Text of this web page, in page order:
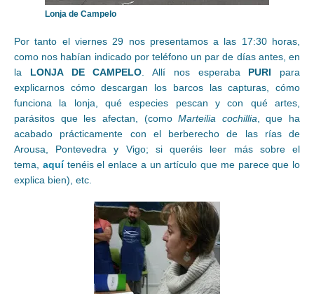
Lonja de Campelo
Por tanto el viernes 29 nos presentamos a las 17:30 horas,
como nos habían indicado por teléfono un par de días antes, en
la LONJA DE CAMPELO . Allí nos esperaba PURI para
explicarnos cómo descargan los barcos las capturas, cómo
funciona la lonja, qué especies pescan y con qué artes,
parásitos que les afectan, (comoMarteilia cochillia , que ha
acabado prácticamente con el berberecho de las rías de
Arousa, Pontevedra y Vigo; si queréis leer más sobre el
tema, aquítenéis el enlace a un artículo que me parece que lo
explica bien), etc.